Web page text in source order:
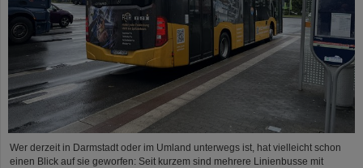
Wer derzeit in Darmstadt oder im Umland unterwegs ist, hat vielleicht schon
einen Blick auf sie geworfen: Seit kurzem sind mehrere Linienbusse mit